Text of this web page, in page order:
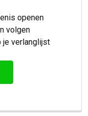
openen
volgen
je verlanglijst